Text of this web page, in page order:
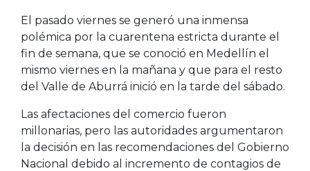
El pasado viernes se generó una inmensa
polémica por la cuarentena estricta durante el
fin de semana, que se conoció en Medellín el
mismo viernes en la mañana y que para el resto
del Valle de Aburrá inició en la tarde del sábado.
Las afectaciones del comercio fueron
millonarias, pero las autoridades argumentaron
la decisión en las recomendaciones del Gobierno
Nacional debido al incremento de contagios de